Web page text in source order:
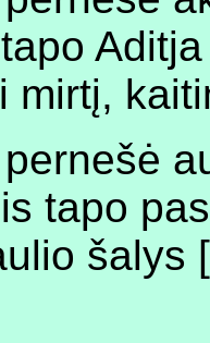
mirtį,
tapo
šalys